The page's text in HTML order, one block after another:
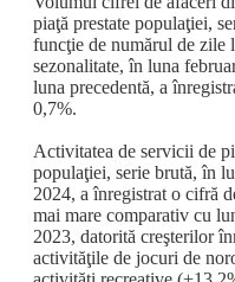
piaţă prestate populaţiei,
funcţie de numărul de zile
sezonalitate, în luna
luna precedentă, a
0,7%.
Activitatea de servicii de
populaţiei, serie brută, în
2024, a înregistrat o cifră
mai mare comparativ cu
2023, datorită creşterilor
activităţile de jocuri de